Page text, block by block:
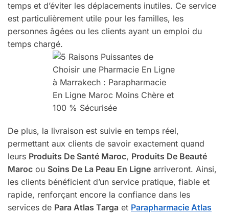
temps et d’éviter les déplacements inutiles. Ce service
est particulièrement utile pour les familles, les
personnes âgées ou les clients ayant un emploi du
temps chargé.
De plus, la livraison est suivie en temps réel,
permettant aux clients de savoir exactement quand
leurs Produits De Santé Maroc, Produits De Beauté
Maroc ou Soins De La Peau En Ligne arriveront. Ainsi,
les clients bénéficient d’un service pratique, fiable et
rapide, renforçant encore la confiance dans les
services de Para Atlas Targa et Parapharmacie Atlas